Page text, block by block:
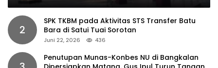
2
SPK TKBM pada Aktivitas STS Transfer Batu
Bara di Satui Tuai Sorotan
Juni 22, 2026 436
Penutupan Munas-Konbes NU di Bangkalan